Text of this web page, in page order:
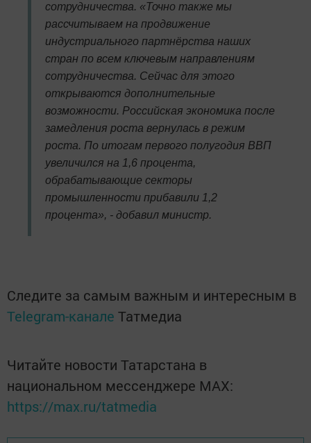
сотрудничества. «Точно также мы
рассчитываем на продвижение
индустриального партнёрства наших
стран по всем ключевым направлениям
сотрудничества. Сейчас для этого
открываются дополнительные
возможности. Российская экономика после
замедления роста вернулась в режим
роста. По итогам первого полугодия ВВП
увеличился на 1,6 процента,
обрабатывающие секторы
промышленности прибавили 1,2
процента», - добавил министр.
Следите за самым важным и интересным в
Telegram-канале Татмедиа
Читайте новости Татарстана в
национальном мессенджере MАХ:
https://max.ru/tatmedia